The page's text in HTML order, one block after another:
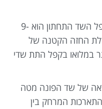
במידה והמרחק בין הפטמות לקפל השד התחתון הוא 9-
החזה הקטנה של
במלואו בקפל התת שדי
של שד הפונה מטה
המרחק בין